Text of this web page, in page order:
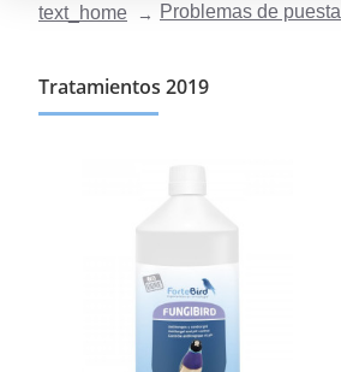
text_home Problemas de puesta
Tratamientos 2019